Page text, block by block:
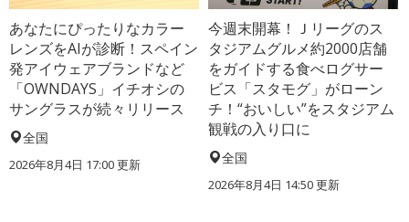
あなたにぴったりなカラー
レンズをAIが診断！スペイン
発アイウェアブランドなど
「OWNDAYS」イチオシの
サングラスが続々リリース
全国
2026年8月4日 17:00更新
今週末開幕！Ｊリーグのス
タジアムグルメ約2000店舗
をガイドする食べログサー
ビス「スタモグ」がローン
チ！“おいしい”をスタジアム
観戦の入り口に
全国
2026年8月4日 14:50更新